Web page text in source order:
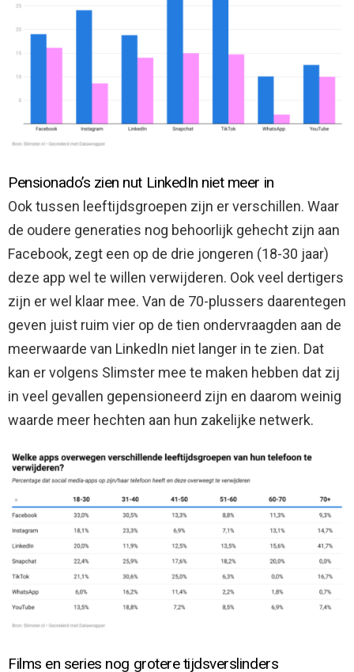
Pensionado’s zien nut LinkedIn niet meer in
Ook tussen leeftijdsgroepen zijn er verschillen. Waar
de oudere generaties nog behoorlijk gehecht zijn aan
Facebook, zegt een op de drie jongeren (18-30 jaar)
deze app wel te willen verwijderen. Ook veel dertigers
zijn er wel klaar mee. Van de 70-plussers daarentegen
geven juist ruim vier op de tien ondervraagden aan de
meerwaarde van LinkedIn niet langer in te zien. Dat
kan er volgens Slimster mee te maken hebben dat zij
in veel gevallen gepensioneerd zijn en daarom weinig
waarde meer hechten aan hun zakelijke netwerk.
Films en series nog grotere tijdsverslinders